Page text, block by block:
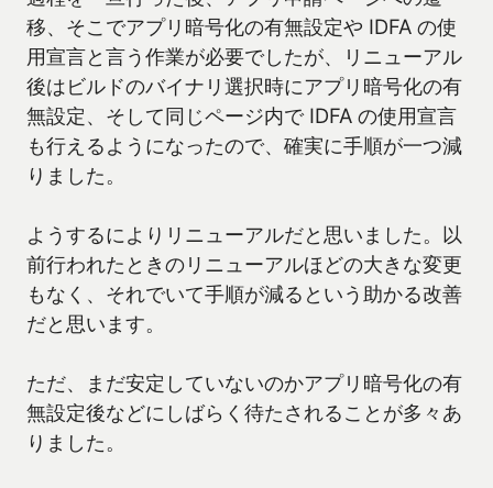
移、そこでアプリ暗号化の有無設定や IDFA の使
用宣言と言う作業が必要でしたが、リニューアル
後はビルドのバイナリ選択時にアプリ暗号化の有
無設定、そして同じページ内で IDFA の使用宣言
も行えるようになったので、確実に手順が一つ減
りました。
ようするによりリニューアルだと思いました。以
前行われたときのリニューアルほどの大きな変更
もなく、それでいて手順が減るという助かる改善
だと思います。
ただ、まだ安定していないのかアプリ暗号化の有
無設定後などにしばらく待たされることが多々あ
りました。